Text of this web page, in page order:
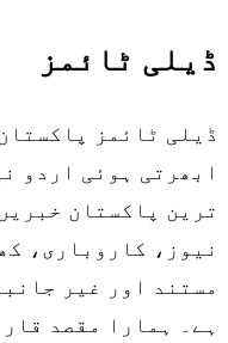
ڈیلی ٹائمز
ڈیلی ٹائمز
ابھرتی ہوئی اردو
ترین پاکستان
نیوز، کاروباری،
مستند اور غیر
ہے۔ ہمارا مقصد